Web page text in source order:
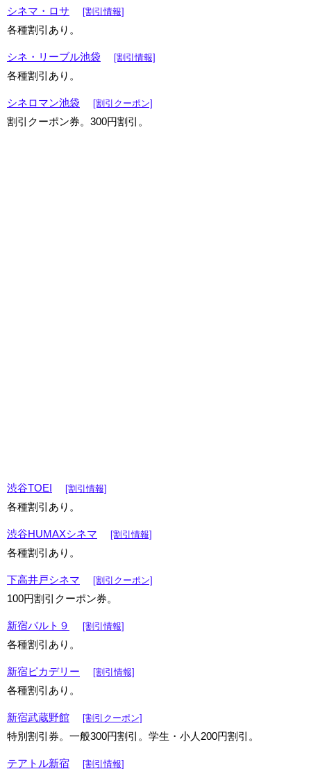
シネマ・ロサ [割引情報]
各種割引あり。
シネ・リーブル池袋 [割引情報]
各種割引あり。
シネロマン池袋 [割引クーポン]
割引クーポン券。300円割引。
渋谷TOEI [割引情報]
各種割引あり。
渋谷HUMAXシネマ [割引情報]
各種割引あり。
下高井戸シネマ [割引クーポン]
100円割引クーポン券。
新宿バルト９ [割引情報]
各種割引あり。
新宿ピカデリー [割引情報]
各種割引あり。
新宿武蔵野館 [割引クーポン]
特別割引券。一般300円割引。学生・小人200円割引。
テアトル新宿 [割引情報]